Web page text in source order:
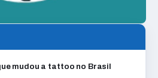
mudou a tattoo no Brasil